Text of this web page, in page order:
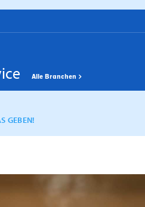
Alle Branchen
GEBEN!